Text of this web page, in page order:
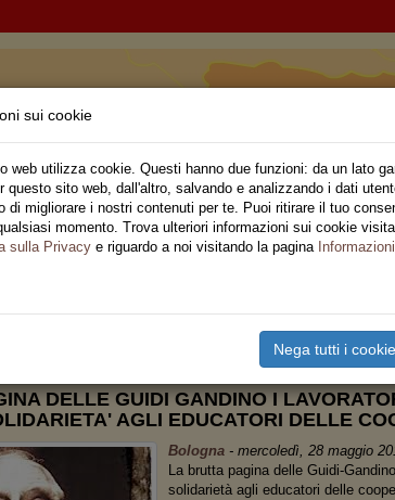
Regionale
Privato Territori Sociale Speciali
DELLE GUIDI GANDINO I
AGLI EDUCATORI DELLE
Bologna- mercoledì, 28 maggio
La brutta pagina delle Guidi-
solidarietà agli educatori delle
sui cookie
web utilizza cookie. Questi hanno due funzioni: da un lato
questo sito web, dall'altro, salvando e analizzando i dati
di migliorare i nostri contenuti per te. Puoi ritirare il tuo
momento. Trova ulteriori informazioni sui cookie
sulla Privacy e riguardo a noi visitando la pagina
Nega tutti i cookie